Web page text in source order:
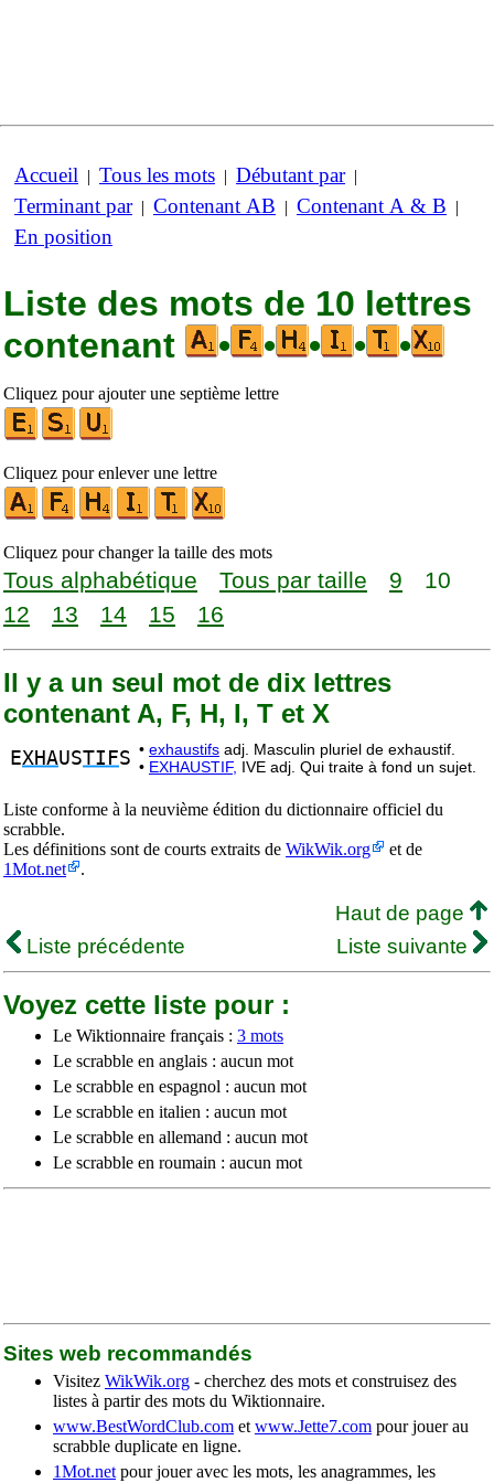
Accueil | Tous les mots | Débutant par|
Terminant par| Contenant AB | Contenant A & B |
En position
Liste des mots de 10 lettres
contenant
• • • • •
Cliquez pour ajouter une septième lettre
Cliquez pour enlever une lettre
Cliquez pour changer la taille des mots
Tous alphabétique Tous par taille 9
10
12
13 14 15 16
Il y a un seul mot de dix lettres
contenant A, F, H, I, T et X
EXHAUSTIFS • exhaustifs adj. Masculin pluriel de exhaustif.
• EXHAUSTIF, IVE adj. Qui traite à fond un sujet.
Liste conforme à la neuvième édition du dictionnaire officiel du
scrabble.
Les définitions sont de courts extraits de WikWik.org
et de
1Mot.net
.
Haut de page
Liste précédente
Liste suivante
Voyez cette liste pour :
Le Wiktionnaire français : 3 mots
Le scrabble en anglais : aucun mot
Le scrabble en espagnol : aucun mot
Le scrabble en italien : aucun mot
Le scrabble en allemand : aucun mot
Le scrabble en roumain : aucun mot
Sites web recommandés
Visitez WikWik.org - cherchez des mots et construisez des
listes à partir des mots du Wiktionnaire.
www.BestWordClub.com et www.Jette7.com pour jouer au
scrabble duplicate en ligne.
1Mot.net pour jouer avec les mots, les anagrammes, les